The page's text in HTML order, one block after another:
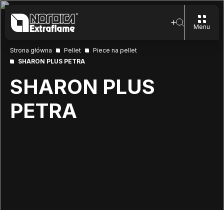
Menu
Strona główna Pellet
Piece na pellet
SHARON PLUS PETRA
SHARON PLUS
PETRA